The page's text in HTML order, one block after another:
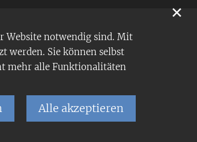
Website notwendig sind. Mit
werden. Sie können selbst
mehr alle Funktionalitäten
Alle akzeptieren
✕